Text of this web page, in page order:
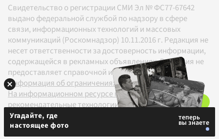
Свидетельство о регистрации СМИ Эл № ФС77-67642
выдано федеральной службой по надзору в сфере
связи, информационных технологий и массовых
коммуникаций (Роскомнадзор) 10.11.2016 г. Редакция не
несет ответственности за достоверность информации,
содержащейся в рекламных объявлениях. Редакция не
предоставляет справочной информации.
Информация об ограничениях
На информационном ресурсе применяются
рекомендательные технологии в соответствии с
Правилами
Угадайте, где
настоящее фото